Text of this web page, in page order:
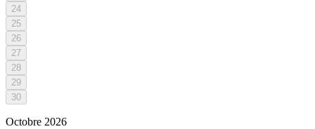
24
25
26
27
28
29
30
Octobre 2026